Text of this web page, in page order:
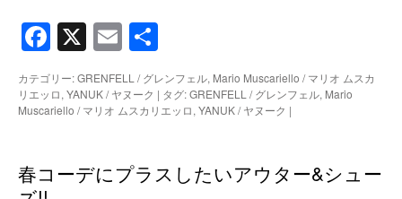
Facebook
X Email
カテゴリー:GRENFELL / グレンフェル, Mario Muscariello / マリオ ムスカ
リエッロ, YANUK / ヤヌーク | タグ:GRENFELL / グレンフェル, Mario
Muscariello / マリオ ムスカリエッロ, YANUK / ヤヌーク |
春コーデにプラスしたいアウター&シュー